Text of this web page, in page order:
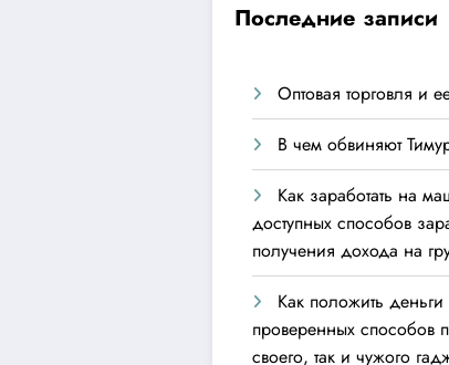
Последние записи
Оптовая торговля и
В чем обвиняют
Как заработать на
доступных способов
получения дохода на
Как положить
проверенных способов
своего, так и чужого